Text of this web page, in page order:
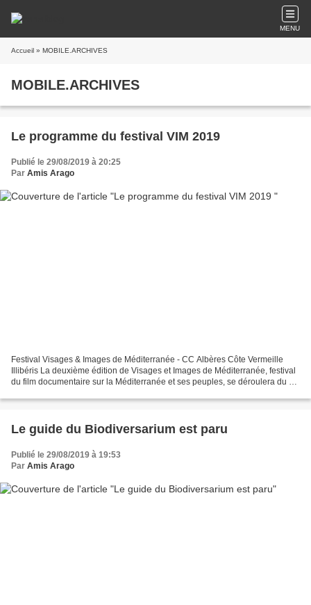
MENU
Accueil » MOBILE.ARCHIVES
MOBILE.ARCHIVES
Le programme du festival VIM 2019
Publié le 29/08/2019 à 20:25
Par Amis Arago
Festival Visages & Images de Méditerranée - CC Albères Côte Vermeille
Illibéris La deuxième édition de Visages et Images de Méditerranée, festival
du film documentaire sur la Méditerranée et ses peuples, se déroulera du 25
Le guide du Biodiversarium est paru
Publié le 29/08/2019 à 19:53
Par Amis Arago